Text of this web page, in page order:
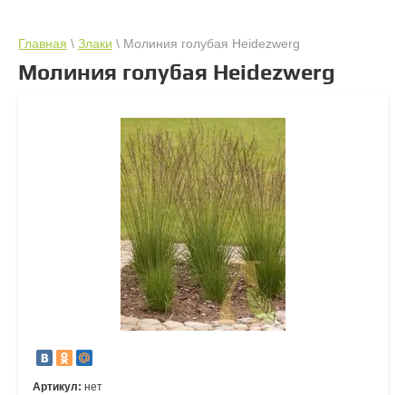
Главная \ Злаки \ Молиния голубая Heidezwerg
Молиния голубая Heidezwerg
Артикул: нет